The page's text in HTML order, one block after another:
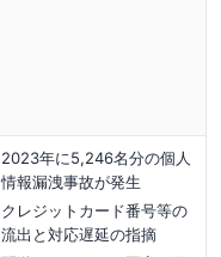
2023年に5,246名分の個人
情報漏洩事故が発生
クレジットカード番号等の
流出と対応遅延の指摘